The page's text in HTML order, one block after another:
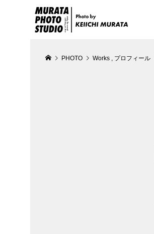
PHOTO Works , プロフィール